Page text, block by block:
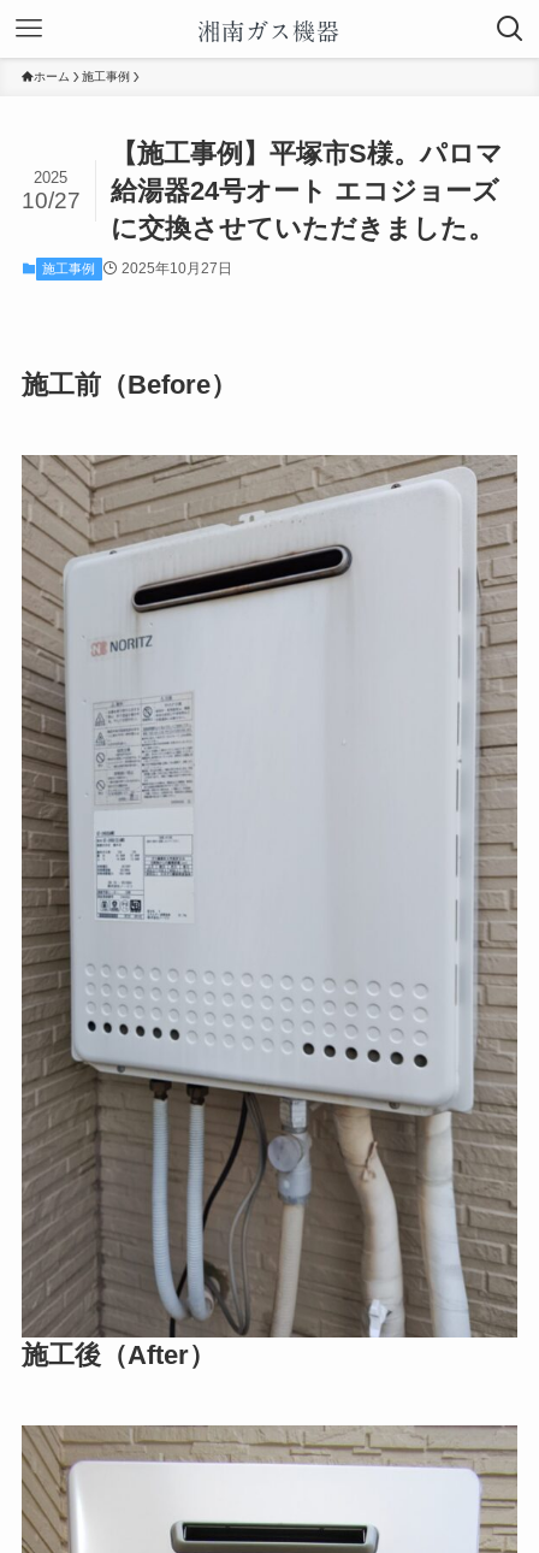
ホーム 施工事例
【施工事例】平塚市S様。パロマ
給湯器24号オート エコジョーズ
に交換させていただきました。
2025
10/27
施工事例 2025年10月27日
施工前（Before）
施工後（After）